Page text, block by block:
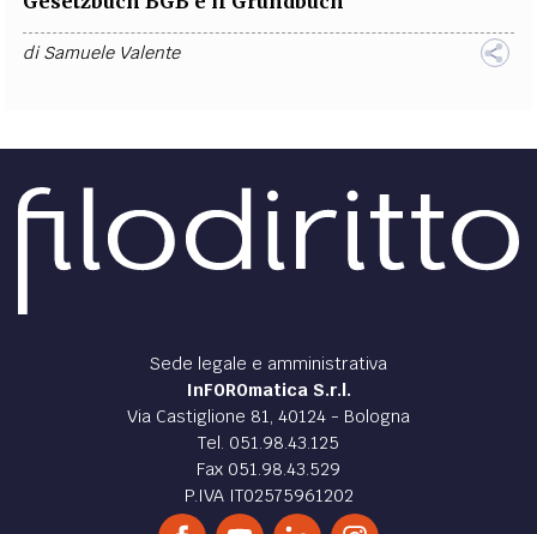
diSamuele Valente
Sede legale e amministrativa
InFOROmatica S.r.l.
Via Castiglione 81, 40124 - Bologna
Tel. 051.98.43.125
Fax 051.98.43.529
P.IVA IT02575961202